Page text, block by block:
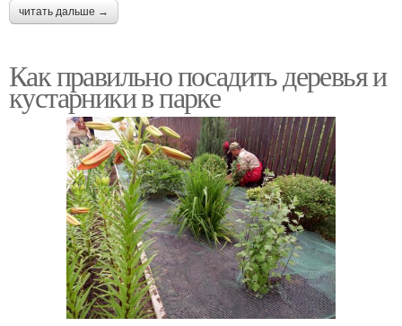
читать дальше →
Как правильно посадить деревья и
кустарники в парке